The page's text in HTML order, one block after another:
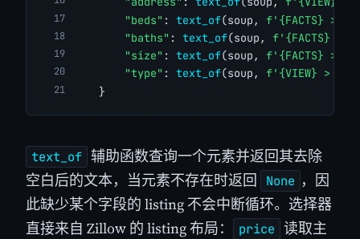
"beds" : text_of(soup, f'{FACTS} >
"baths" : text_of(soup, f'{FACTS} >
"size" : text_of(soup, f'{FACTS} >
"type" : text_of(soup, f'{VIEW} >
    }
text_of 辅助函数查询一个元素并返回其去除
空白后的文本，当元素不存在时返回
None ，因
此缺少某个字段的 listing 不会中断循环。选择器
直接来自 Zillow 的 listing 布局：
price 读取主